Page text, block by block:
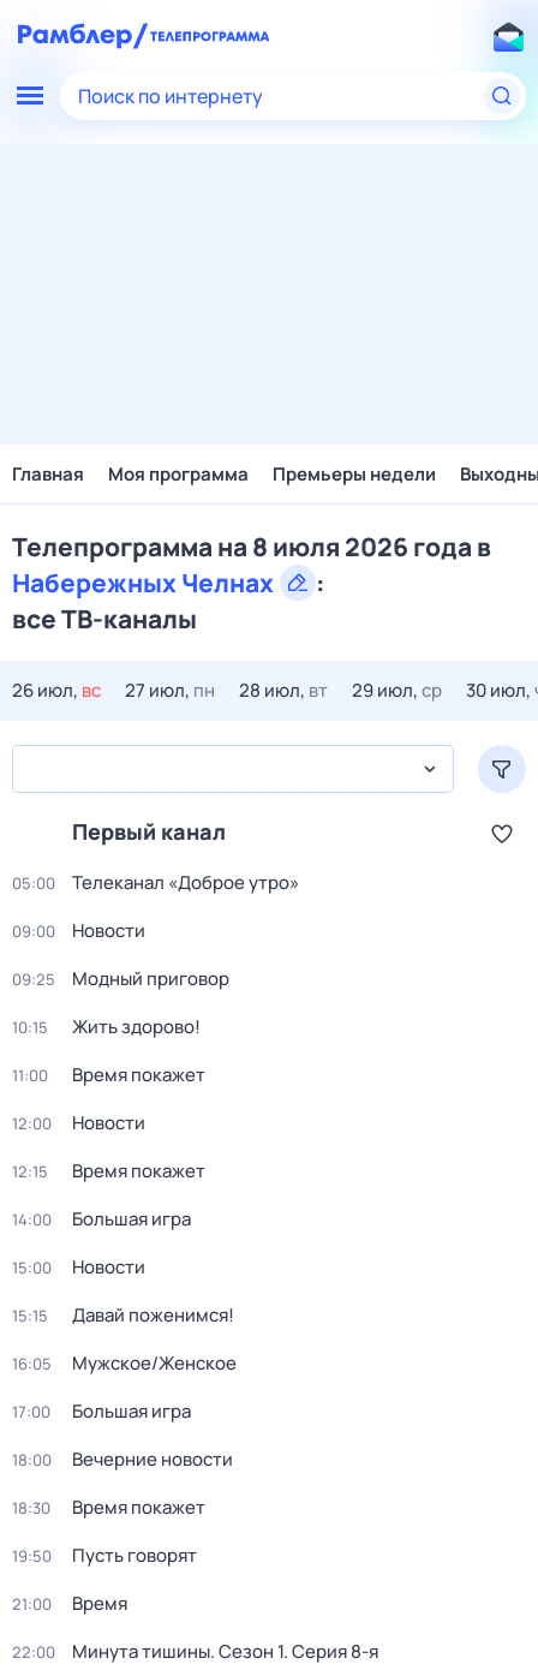
Поиск по интернету
Главная Моя программа Премьеры недели
Телепрограмма на 8 июля 2026 года в
Набережных Челнах
:
все ТВ-каналы
26 июл, вс 27 июл, пн 28 июл, вт 29 июл,ср 30 июл,
Первый канал
05:00 Телеканал «Доброе утро»
09:00 Новости
09:25 Модный приговор
10:15 Жить здорово!
11:00 Время покажет
12:00 Новости
12:15 Время покажет
14:00 Большая игра
15:00 Новости
15:15 Давай поженимся!
16:05 Мужское/Женское
17:00 Большая игра
18:00 Вечерние новости
18:30 Время покажет
19:50 Пусть говорят
21:00 Время
22:00 Минута тишины. Сезон 1. Серия 8-я